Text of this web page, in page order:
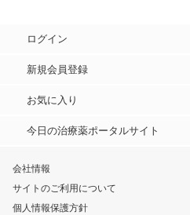
ログイン
新規会員登録
お気に入り
今日の治療薬ポータルサイト
会社情報
サイトのご利用について
個人情報保護方針